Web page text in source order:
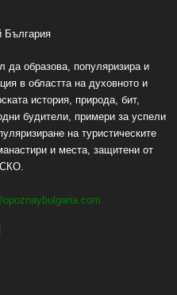
да образова, популяризира и
в областта на духовното и
история, природа, бит,
будители, примери за успели
на туристическите
и места, защитени от